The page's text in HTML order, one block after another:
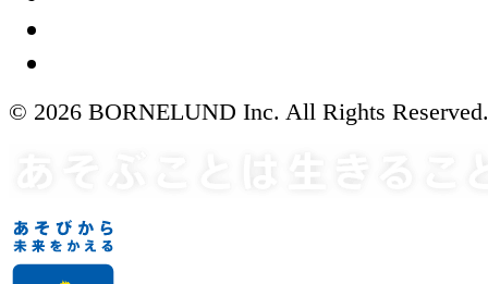
© 2026 BORNELUND Inc. All Rights Reserved.